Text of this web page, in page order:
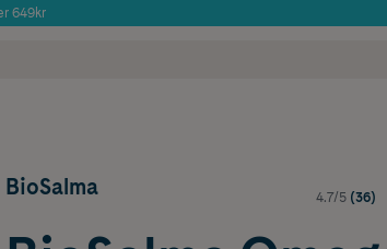
649kr
BioSalma 4.7/5 (36)